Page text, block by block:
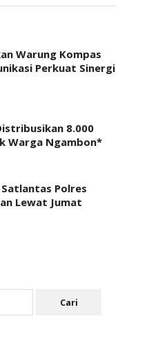
Warung Kompas
Perkuat Sinergi
8.000
Warga Ngambon*
Polres
Lewat Jumat